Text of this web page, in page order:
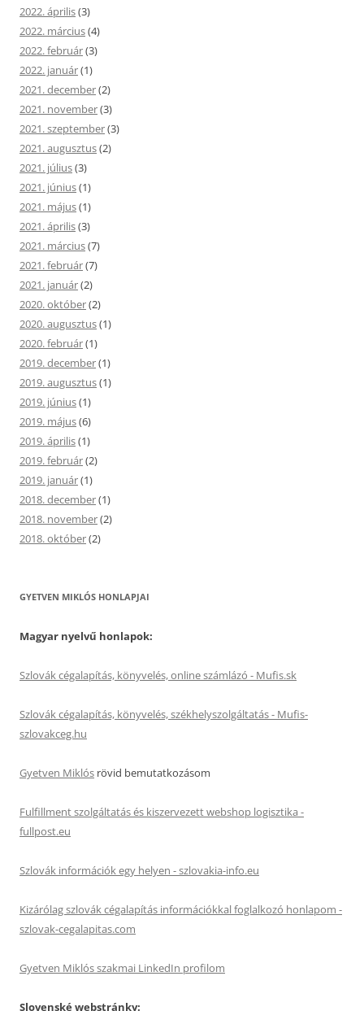
2022. április(3)
2022. március(4)
2022. február(3)
2022. január(1)
2021. december(2)
2021. november(3)
2021. szeptember(3)
2021. augusztus(2)
2021. július(3)
2021. június(1)
2021. május(1)
2021. április(3)
2021. március(7)
2021. február(7)
2021. január(2)
2020. október(2)
2020. augusztus(1)
2020. február(1)
2019. december(1)
2019. augusztus(1)
2019. június(1)
2019. május(6)
2019. április(1)
2019. február(2)
2019. január(1)
2018. december(1)
2018. november(2)
2018. október(2)
GYETVEN MIKLÓS HONLAPJAI
Magyar nyelvű honlapok:
Szlovák cégalapítás, könyvelés, online számlázó - Mufis.sk
Szlovák cégalapítás, könyvelés, székhelyszolgáltatás - Mufis-
szlovakceg.hu
Gyetven Miklós rövid bemutatkozásom
Fulfillment szolgáltatás és kiszervezett webshop logisztika -
fullpost.eu
Szlovák információk egy helyen - szlovakia-info.eu
Kizárólag szlovák cégalapítás információkkal foglalkozó honlapom -
szlovak-cegalapitas.com
Gyetven Miklós szakmai LinkedIn profilom
Slovenské webstránky: